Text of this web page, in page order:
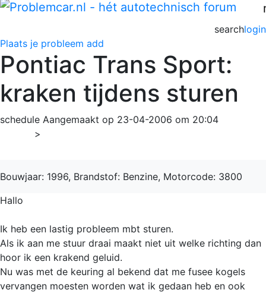
login
search
Plaats je probleem add
Pontiac Trans Sport:
kraken tijdens sturen
schedule Aangemaakt op 23-04-2006 om 20:04
>
Bouwjaar: 1996, Brandstof: Benzine, Motorcode: 3800
Hallo
Ik heb een lastig probleem mbt sturen.
Als ik aan me stuur draai maakt niet uit welke richting dan
hoor ik een krakend geluid.
Nu was met de keuring al bekend dat me fusee kogels
vervangen moesten worden wat ik gedaan heb en ook